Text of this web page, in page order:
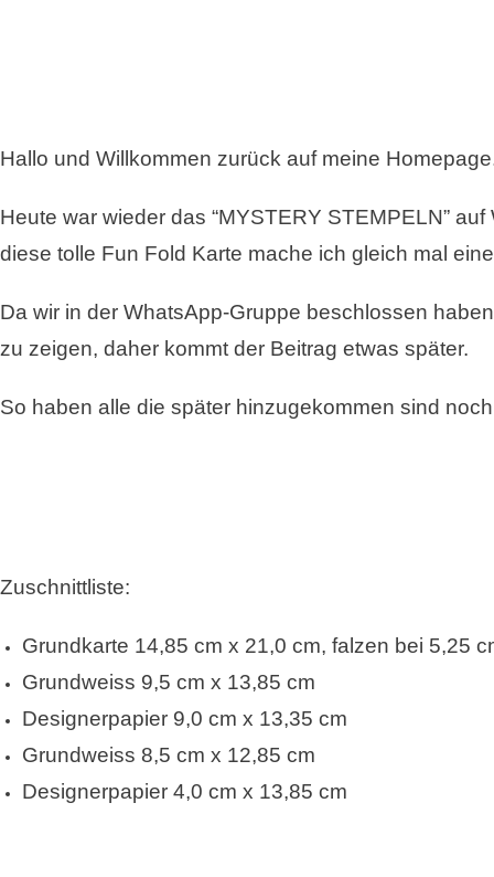
STAMPIN
–
MYSTERY
STEMPELN
Hallo und Willkommen zurück auf meine
Heute war wieder das “MYSTERY STEMPELN”
diese tolle Fun Fold Karte mache ich gleich mal
Da wir in der WhatsApp-Gruppe beschlossen
zu zeigen, daher kommt der Beitrag etwas später.
So haben alle die später hinzugekommen sind
Zuschnittliste:
Grundkarte 14,85 cm x 21,0 cm, falzen bei 5,25
Grundweiss 9,5 cm x 13,85 cm
Designerpapier 9,0 cm x 13,35 cm
Grundweiss 8,5 cm x 12,85 cm
Designerpapier 4,0 cm x 13,85 cm